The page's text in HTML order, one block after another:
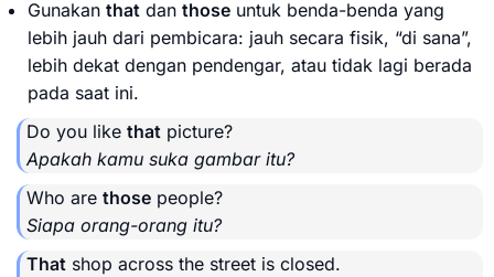
Gunakan that dan those untuk benda-benda yang
lebih jauh dari pembicara: jauh secara fisik, “di sana”,
lebih dekat dengan pendengar, atau tidak lagi berada
pada saat ini.
Do you like that picture?
Apakah kamu suka gambar itu?
Who are those people?
Siapa orang-orang itu?
That shop across the street is closed.